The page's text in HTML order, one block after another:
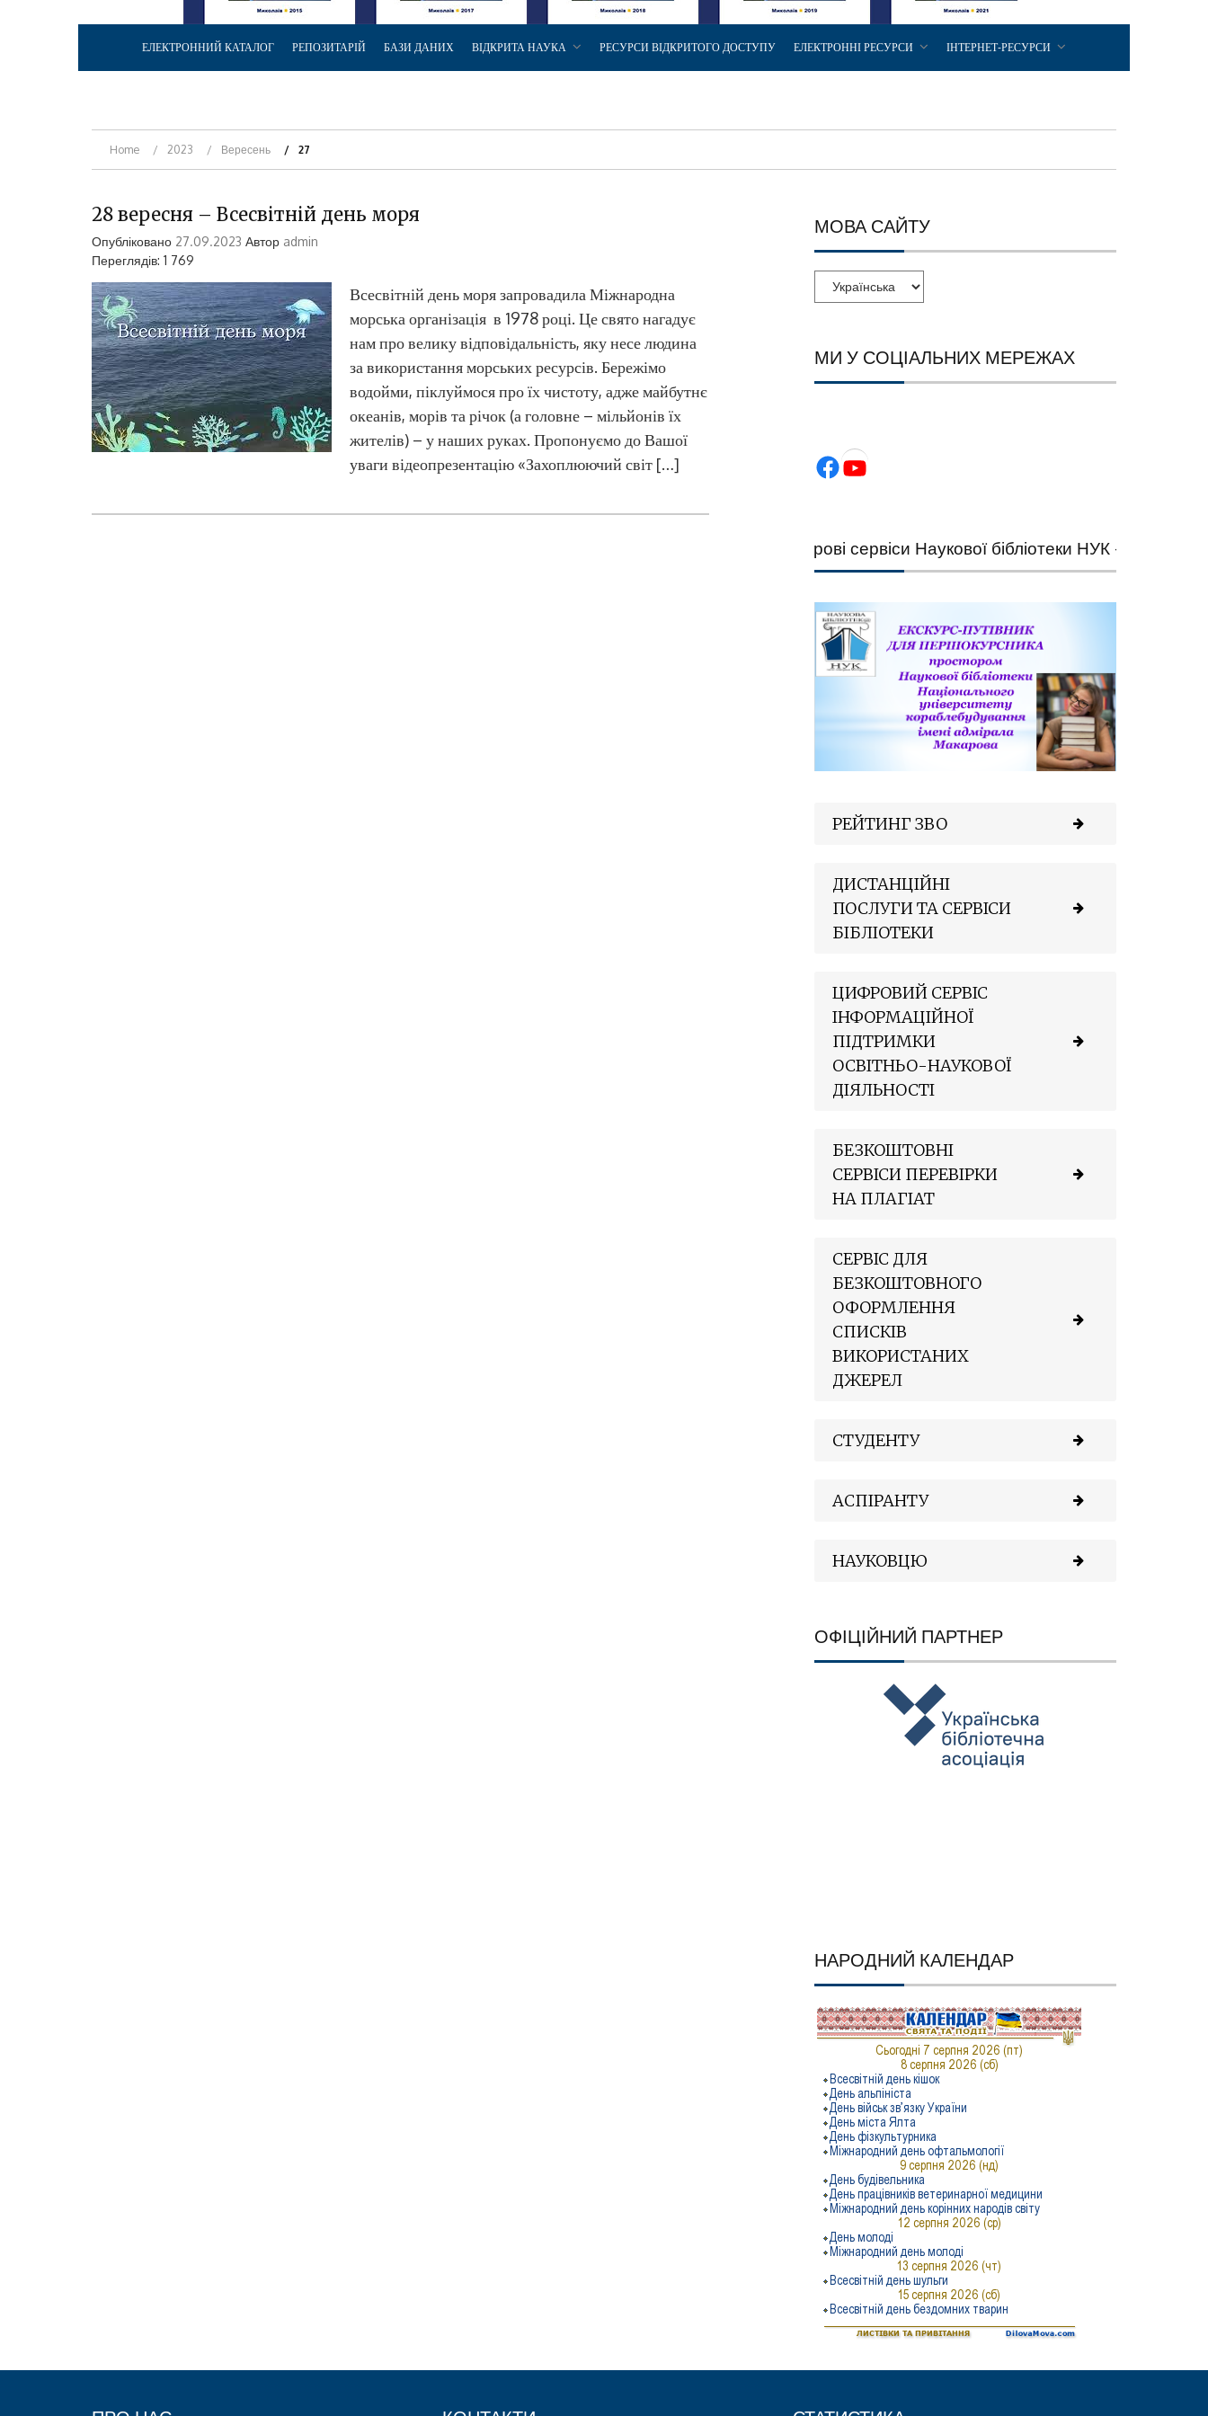
ЕЛЕКТРОННИЙ КАТАЛОГ РЕПОЗИТАРІЙ БАЗИ ДАНИХ ВІДКРИТА НАУКА РЕСУРСИ ВІДКРИТОГО ДОСТУПУ ЕЛЕКТРОННІ РЕСУРСИ ІНТЕРНЕТ-РЕСУРСИ
Home 2023 Вересень 27
28 вересня – Всесвітній день моря
Опубліковано 27.09.2023 Автор admin
Переглядів: 1 769
Всесвітній день моря запровадила Міжнародна
морська організація в 1978 році. Це свято нагадує
нам про велику відповідальність, яку несе людина
за використання морських ресурсів. Бережімо
водойми, піклуймося про їх чистоту, адже майбутнє
океанів, морів та річок (а головне – мільйонів їх
жителів) – у наших руках. Пропонуємо до Вашої
уваги відеопрезентацію «Захоплюючий світ […]
МОВА САЙТУ
МИ У СОЦІАЛЬНИХ МЕРЕЖАХ
Facebook YouTube
Цифрові сервіси Наукової бібліотеки НУК — швидкий
РЕЙТИНГ ЗВО
ДИСТАНЦІЙНІ
ПОСЛУГИ ТА СЕРВІСИ
БІБЛІОТЕКИ
ЦИФРОВИЙ СЕРВІС
ІНФОРМАЦІЙНОЇ
ПІДТРИМКИ
ОСВІТНЬО-НАУКОВОЇ
ДІЯЛЬНОСТІ
БЕЗКОШТОВНІ
СЕРВІСИ ПЕРЕВІРКИ
НА ПЛАГІАТ
СЕРВІС ДЛЯ
БЕЗКОШТОВНОГО
ОФОРМЛЕННЯ
СПИСКІВ
ВИКОРИСТАНИХ
ДЖЕРЕЛ
СТУДЕНТУ
АСПІРАНТУ
НАУКОВЦЮ
ОФІЦІЙНИЙ ПАРТНЕР
НАРОДНИЙ КАЛЕНДАР